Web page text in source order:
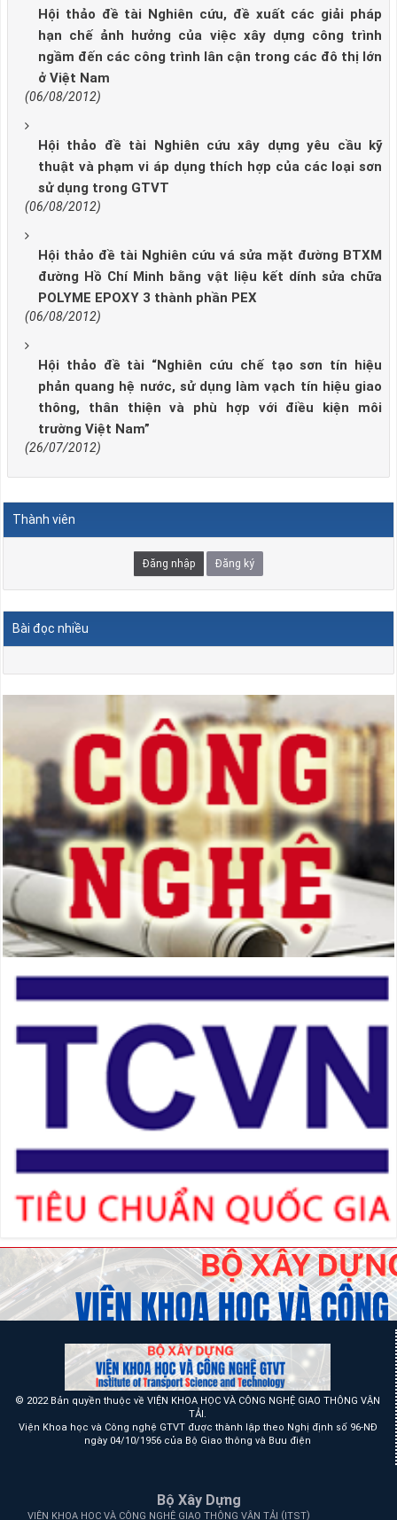
Hội thảo đề tài Nghiên cứu, đề xuất các giải pháp
hạn chế ảnh hưởng của việc xây dựng công trình
ngầm đến các công trình lân cận trong các đô thị lớn
ở Việt Nam
(06/08/2012)
Hội thảo đề tài Nghiên cứu xây dựng yêu cầu kỹ
thuật và phạm vi áp dụng thích hợp của các loại sơn
sử dụng trong GTVT
(06/08/2012)
Hội thảo đề tài Nghiên cứu vá sửa mặt đường BTXM
đường Hồ Chí Minh bằng vật liệu kết dính sửa chữa
POLYME EPOXY 3 thành phần PEX
(06/08/2012)
Hội thảo đề tài “Nghiên cứu chế tạo sơn tín hiệu
phản quang hệ nước, sử dụng làm vạch tín hiệu giao
thông, thân thiện và phù hợp với điều kiện môi
trường Việt Nam”
(26/07/2012)
Thành viên
Đăng nhập Đăng ký
Bài đọc nhiều
© 2022 Bản quyền thuộc về VIỆN KHOA HỌC VÀ CÔNG NGHỆ GIAO THÔNG VẬN
TẢI.
Viện Khoa học và Công nghệ GTVT được thành lập theo Nghị định số 96-NĐ
ngày 04/10/1956 của Bộ Giao thông và Bưu điện
Bộ Xây Dựng
VIỆN KHOA HỌC VÀ CÔNG NGHỆ GIAO THÔNG VẬN TẢI (ITST)